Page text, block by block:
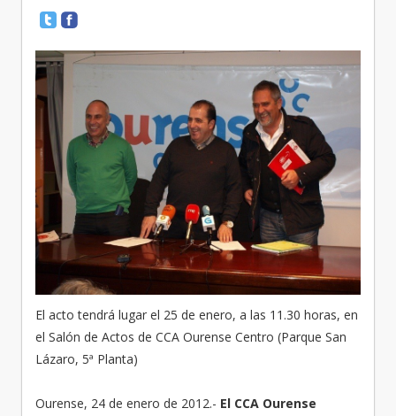
El acto tendrá lugar el 25 de enero, a las 11.30 horas, en
el Salón de Actos de CCA Ourense Centro (Parque San
Lázaro, 5ª Planta)
Ourense, 24 de enero de 2012.- El CCA Ourense